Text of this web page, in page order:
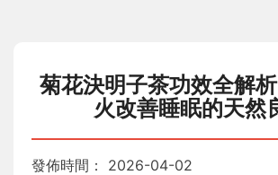
菊花決明子茶功效全解
火改善睡眠的天然
發佈時間： 2026-04-02